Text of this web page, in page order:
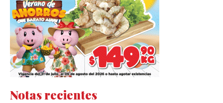
Notas recientes